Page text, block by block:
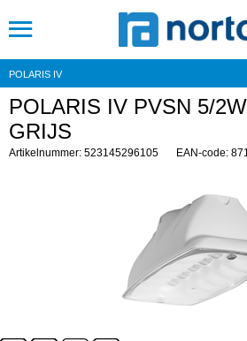
POLARIS IV
POLARIS IV PVSN 5/
GRIJS
Artikelnummer: 523145296105 EAN-code: